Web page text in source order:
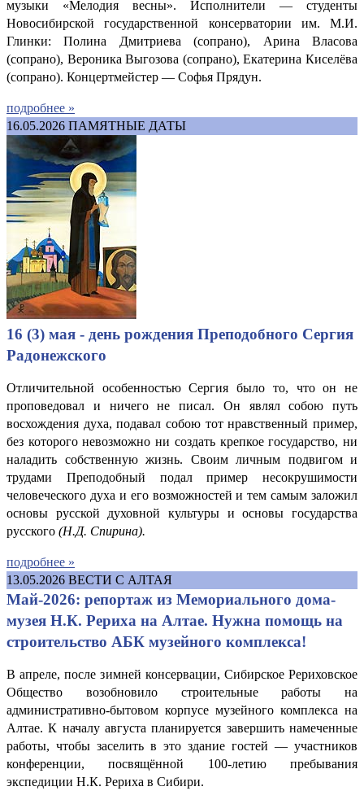
музыки «Мелодия весны». Исполнители — студенты
Новосибирской государственной консерватории им. М.И.
Глинки: Полина Дмитриева (сопрано), Арина Власова
(сопрано), Вероника Выгозова (сопрано), Екатерина Киселёва
(сопрано). Концертмейстер — Софья Прядун.
подробнее »
16.05.2026 ПАМЯТНЫЕ ДАТЫ
16 (3) мая - день рождения Преподобного Сергия
Радонежского
Отличительной особенностью Сергия было то, что он не
проповедовал и ничего не писал. Он являл собою путь
восхождения духа, подавал собою тот нравственный пример,
без которого невозможно ни создать крепкое государство, ни
наладить собственную жизнь. Своим личным подвигом и
трудами Преподобный подал пример несокрушимости
человеческого духа и его возможностей и тем самым заложил
основы русской духовной культуры и основы государства
русского (Н.Д. Спирина).
подробнее »
13.05.2026 ВЕСТИ С АЛТАЯ
Май-2026: репортаж из Мемориального дома-
музея Н.К. Рериха на Алтае. Нужна помощь на
строительство АБК музейного комплекса!
В апреле, после зимней консервации, Сибирское Рериховское
Общество возобновило строительные работы на
административно-бытовом корпусе музейного комплекса на
Алтае. К началу августа планируется завершить намеченные
работы, чтобы заселить в это здание гостей — участников
конференции, посвящённой 100-летию пребывания
экспедиции Н.К. Рериха в Сибири.